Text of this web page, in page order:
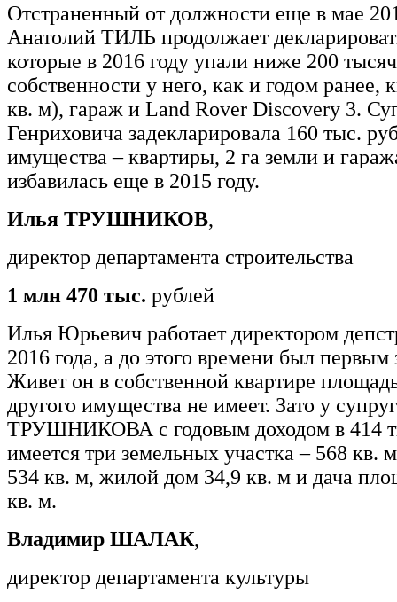
Отстраненный от должности еще в мае
Анатолий ТИЛЬ продолжает
которые в 2016 году упали ниже 200
собственности у него, как и годом ранее,
кв. м), гараж и Land Rover Discovery 3.
Генриховича задекларировала 160 тыс.
имущества – квартиры, 2 га земли и
избавилась еще в 2015 году.
Илья ТРУШНИКОВ,
директор департамента строительства
1 млн 470 тыс. рублей
Илья Юрьевич работает директором
2016 года, а до этого времени был первым
Живет он в собственной квартире
другого имущества не имеет. Зато у
ТРУШНИКОВА с годовым доходом в 414
имеется три земельных участка – 568 кв.
534 кв. м, жилой дом 34,9 кв. м и дача
кв. м.
Владимир ШАЛАК,
директор департамента культуры